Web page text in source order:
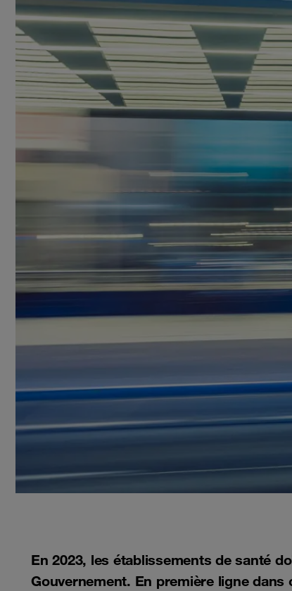
En 2023, les établissements de santé
Gouvernement. En première ligne